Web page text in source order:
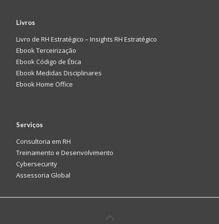
Livros
Livro de RH Estratégico – Insights RH Estratégico
Ebook Terceirização
Ebook Código de Ética
Ebook Medidas Disciplinares
Ebook Home Office
Serviços
Consultoria em RH
Treinamento e Desenvolvimento
Cybersecurity
Assessoria Global